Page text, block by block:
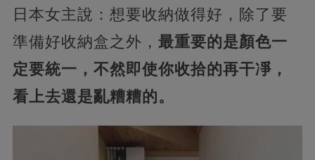
日本女主說：想要收納做得好，除了要
準備好收納盒之外， 最重要的是顏色一
定要統一，不然即使你收拾的再干凈，
看上去還是亂糟糟的。